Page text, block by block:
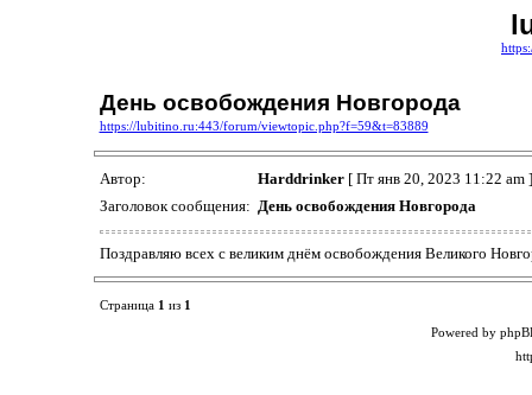
День освобождения Новгорода
https://lubitino.ru:443/forum/viewtopic.php?f=59&t=83889
Автор: Harddrinker[ Пт янв 20, 2023 11:22 am ]
Заголовок сообщения: День освобождения Новгорода
Поздравляю всех с великим днём освобождения Великого
Страница 1 из 1
Powered by